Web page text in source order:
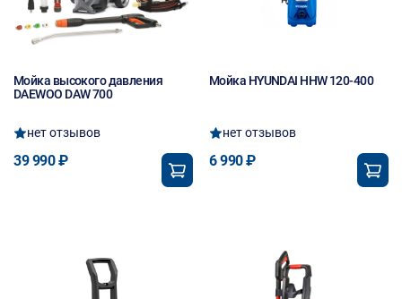
Мойка высокого давления
DAEWOO DAW 700
нет отзывов
39 990 ₽
Мойка HYUNDAI HHW 120-400
нет отзывов
6 990 ₽